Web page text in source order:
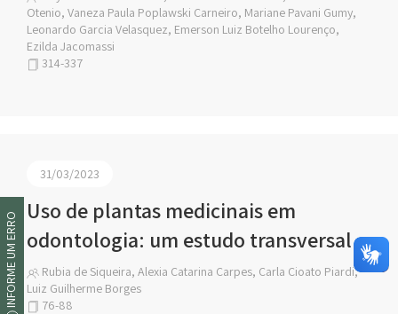
Otenio, Vaneza Paula Poplawski Carneiro, Mariane Pavani Gumy,
Leonardo Garcia Velasquez, Emerson Luiz Botelho Lourenço,
Ezilda Jacomassi
314-337
31/03/2023
Uso de plantas medicinais em
odontologia: um estudo transversal
Rubia de Siqueira, Alexia Catarina Carpes, Carla Cioato Piardi,
Luiz Guilherme Borges
76-88
INFORME UM ERRO